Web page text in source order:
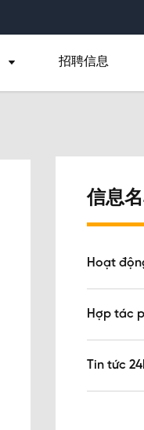
招聘信息
信息
Hoạt
Hợp tác
Tin tức